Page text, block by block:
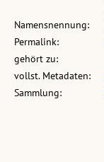
Namensnennung:
Permalink:
gehört zu:
vollst. Metadaten:
Sammlung: